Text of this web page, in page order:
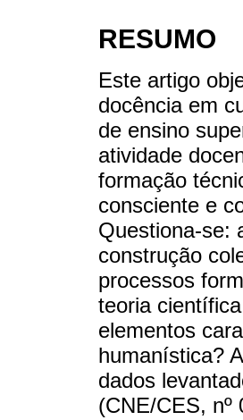
RESUMO
Este artigo
docência em
de ensino
atividade
formação
consciente e
Questiona-se:
construção
processos
teoria
elementos
humanística?
dados
(CNE/CES, nº